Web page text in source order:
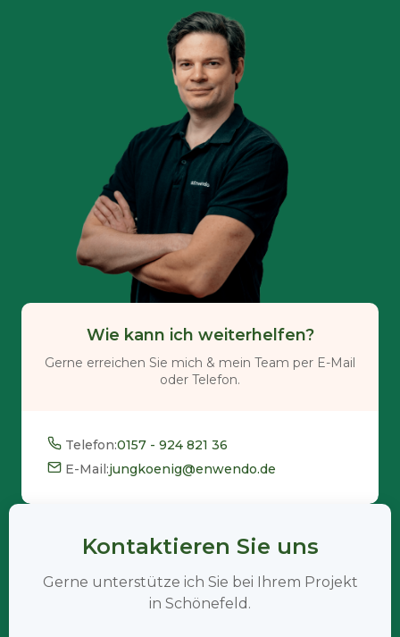
Wie kann ich weiterhelfen?
Gerne erreichen Sie mich & mein Team per E-Mail
oder Telefon.
Telefon:0157 - 924 821 36
E-Mail:jungkoenig@enwendo.de
Kontaktieren Sie uns
Gerne unterstütze ich Sie bei Ihrem Projekt
in Schönefeld.